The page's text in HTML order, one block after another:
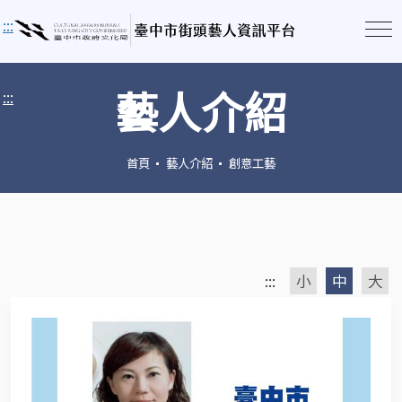
:::
::: 藝人介紹
首頁 藝人介紹 創意工藝
::: 小 中 大